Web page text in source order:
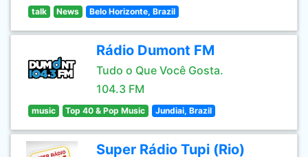
talk News Belo Horizonte, Brazil
Rádio Dumont FM
Tudo o Que Você Gosta.
104.3 FM
music Top 40 & Pop Music Jundiai, Brazil
Super Rádio Tupi (Rio)